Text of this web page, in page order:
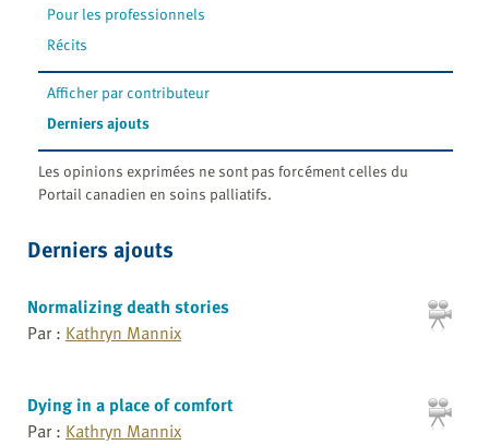
Pour les professionnels
Récits
Afficher par contributeur
Derniers ajouts
Les opinions exprimées ne sont pas forcément celles du
Portail canadien en soins palliatifs.
Derniers ajouts
Normalizing death stories
Par : Kathryn Mannix
Dying in a place of comfort
Par : Kathryn Mannix